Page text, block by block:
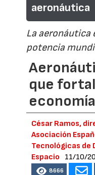
aeronáutica
La aeronáutica
potencia
que
economía
César Ramos,
Asociación
Tecnológicas de
Espacio
11/10/
8666